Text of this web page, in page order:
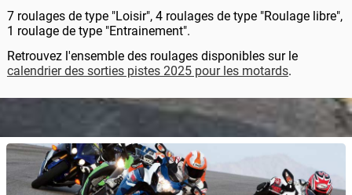
7 roulages de type "Loisir", 4 roulages de type "Roulage libre",
1 roulage de type "Entrainement".
Retrouvez l'ensemble des roulages disponibles sur le
calendrier des sorties pistes 2025 pour les motards.